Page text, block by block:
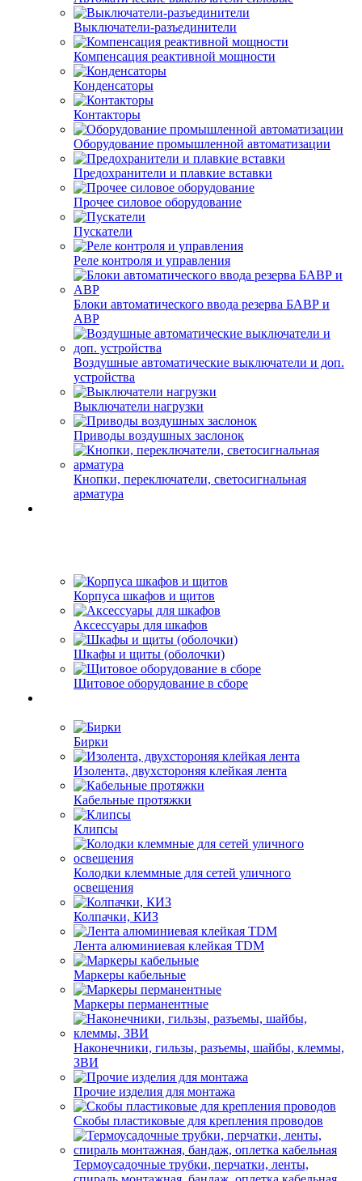
Выключатели-разъединители
Компенсация реактивной мощности
Конденсаторы
Контакторы
Оборудование промышленной автоматизации
Предохранители и плавкие вставки
Прочее силовое оборудование
Пускатели
Реле контроля и управления
Блоки автоматического ввода резерва БАВР и
АВР
Воздушные автоматические выключатели и доп.
устройства
Выключатели нагрузки
Приводы воздушных заслонок
Кнопки, переключатели, светосигнальная
арматура
Корпуса шкафов и щитов
Аксессуары для шкафов
Шкафы и щиты (оболочки)
Щитовое оборудование в сборе
Бирки
Изолента, двухстороняя клейкая лента
Кабельные протяжки
Клипсы
Колодки клеммные для сетей уличного
освещения
Колпачки, КИЗ
Лента алюминиевая клейкая TDM
Маркеры кабельные
Маркеры перманентные
Наконечники, гильзы, разъемы, шайбы, клеммы,
ЗВИ
Прочие изделия для монтажа
Скобы пластиковые для крепления проводов
Термоусадочные трубки, перчатки, ленты,